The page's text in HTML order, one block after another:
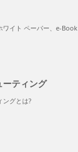
ワイト ペーパー、e-Book
ーティング
ングとは?